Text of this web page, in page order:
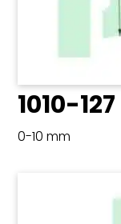
1010-127
0-10 mm